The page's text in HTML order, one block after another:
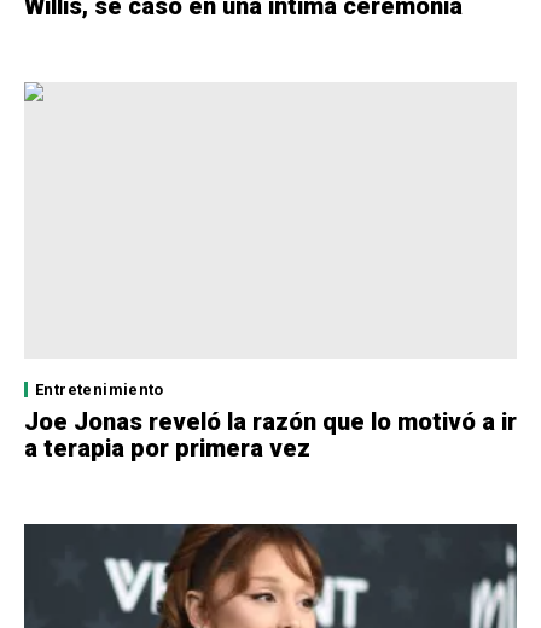
Entretenimiento
Joe Jonas reveló la razón que lo motivó a ir
a terapia por primera vez